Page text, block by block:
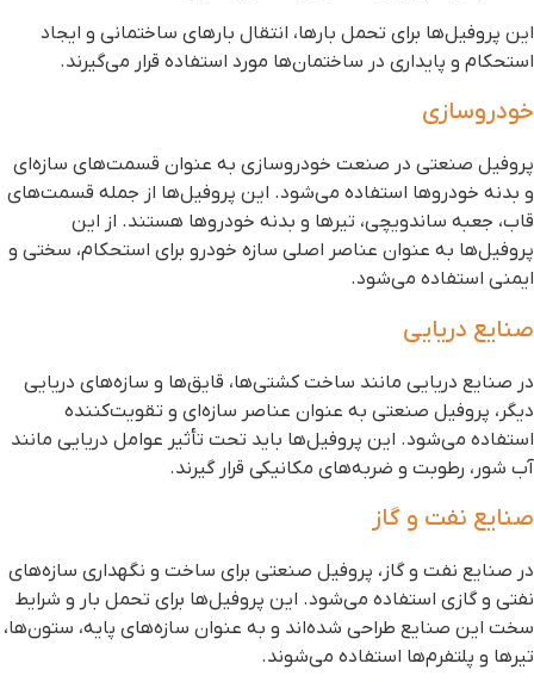
پروفیل‌ها برای تحمل بارها، انتقال بارهای ساختمانی و ایجاد
و پایداری در ساختمان‌ها مورد استفاده قرار می‌گیرند.
صنعتی در صنعت خودروسازی به عنوان قسمت‌های سازه‌ای
بدنه خودروها استفاده می‌شود. این پروفیل‌ها از جمله قسمت‌های
جعبه ساندویچی، تیرها و بدنه خودروها هستند. از این
به عنوان عناصر اصلی سازه خودرو برای استحکام، سختی و
استفاده می‌شود.
دریایی
صنایع دریایی مانند ساخت کشتی‌ها، قایق‌ها و سازه‌های دریایی
پروفیل صنعتی به عنوان عناصر سازه‌ای و تقویت‌کننده‌
می‌شود. این پروفیل‌ها باید تحت تأثیر عوامل دریایی مانند
شور، رطوبت و ضربه‌های مکانیکی قرار گیرند.
نفت و گاز
صنایع نفت و گاز، پروفیل صنعتی برای ساخت و نگهداری سازه‌های
و گازی استفاده می‌شود. این پروفیل‌ها برای تحمل بار و شرایط
این صنایع طراحی شده‌اند و به عنوان سازه‌های پایه، ستون‌ها،
و پلتفرم‌ها استفاده می‌شوند.